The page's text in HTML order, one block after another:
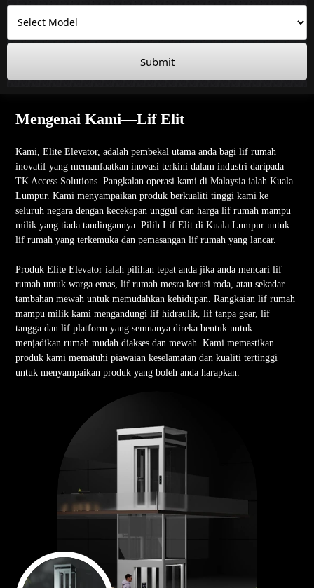
Submit
Mengenai Kami—Lif Elit
Kami, Elite Elevator, adalah pembekal utama anda bagi lif rumah
inovatif yang memanfaatkan inovasi terkini dalam industri daripada
TK Access Solutions. Pangkalan operasi kami di Malaysia ialah Kuala
Lumpur. Kami menyampaikan produk berkualiti tinggi kami ke
seluruh negara dengan kecekapan unggul dan harga lif rumah mampu
milik yang tiada tandingannya. Pilih Lif Elit di Kuala Lumpur untuk
lif rumah yang terkemuka dan pemasangan lif rumah yang lancar.
Produk Elite Elevator ialah pilihan tepat anda jika anda mencari lif
rumah untuk warga emas, lif rumah mesra kerusi roda, atau sekadar
tambahan mewah untuk memudahkan kehidupan. Rangkaian lif rumah
mampu milik kami mengandungi lif hidraulik, lif tanpa gear, lif
tangga dan lif platform yang semuanya direka bentuk untuk
menjadikan rumah mudah diakses dan mewah. Kami memastikan
produk kami mematuhi piawaian keselamatan dan kualiti tertinggi
untuk menyampaikan produk yang boleh anda harapkan.